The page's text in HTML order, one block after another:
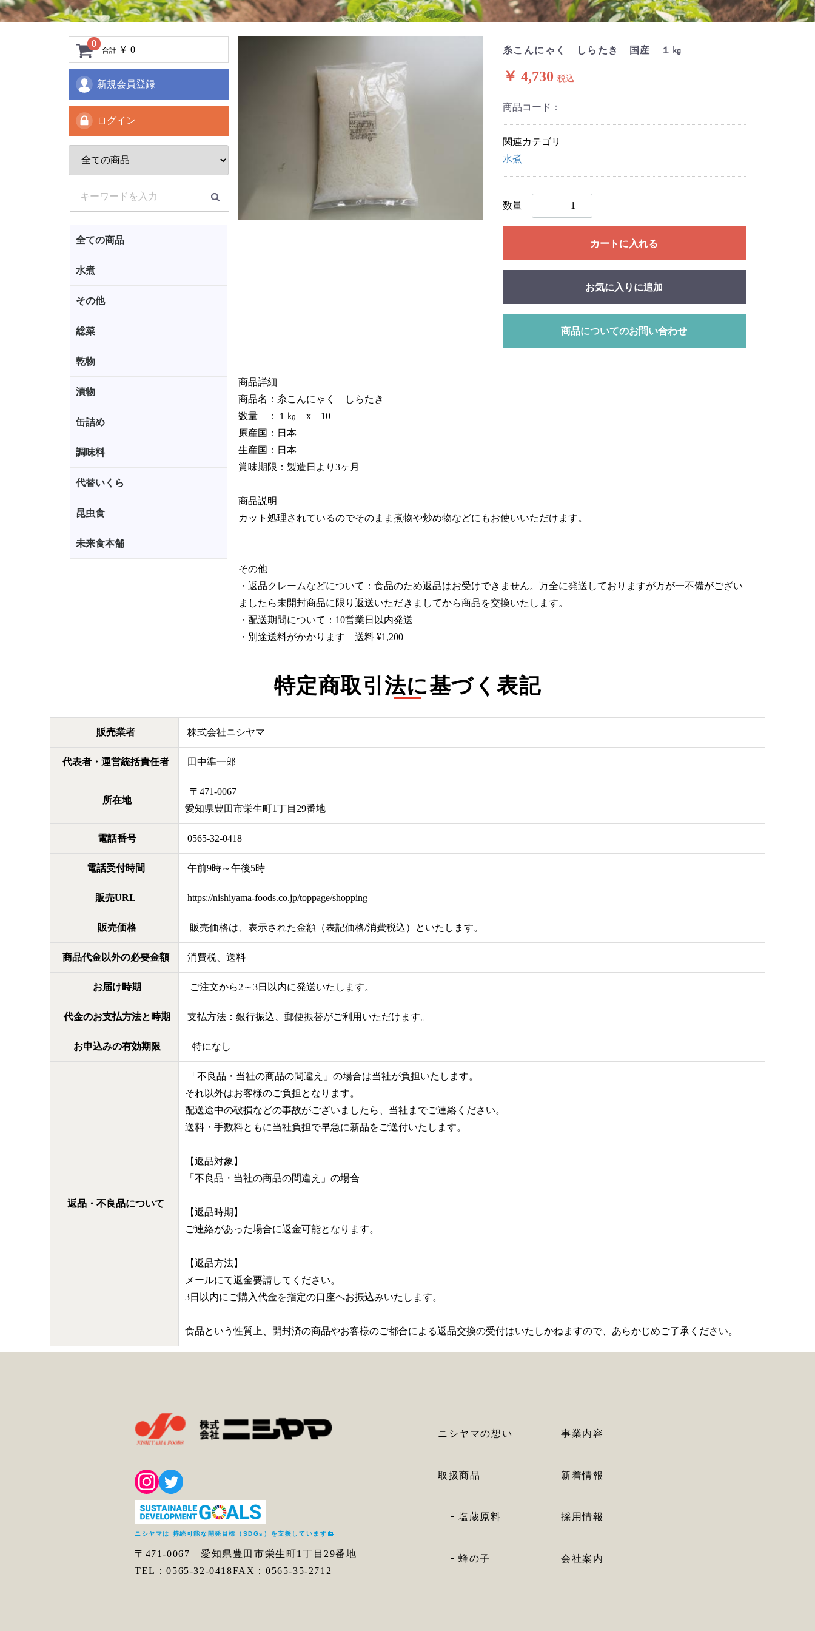
0
合計 ￥ 0
新規会員登録
ログイン
全ての商品
水煮
その他
総菜
乾物
漬物
缶詰め
調味料
代替いくら
昆虫食
未来食本舗
糸こんにゃく しらたき 国産 １㎏
￥ 4,730 税込
商品コード：
関連カテゴリ
水煮
数量
カートに入れる
お気に入りに追加
商品についてのお問い合わせ
商品詳細
商品名：糸こんにゃく しらたき
数量 ：１㎏ x 10
原産国：日本
生産国：日本
賞味期限：製造日より3ヶ月
商品説明
カット処理されているのでそのまま煮物や炒め物などにもお使いいただけます。
その他
・返品クレームなどについて：食品のため返品はお受けできません。万全に発送しておりますが万が一不備がござい
ましたら未開封商品に限り返送いただきましてから商品を交換いたします。
・配送期間について：10営業日以内発送
・別途送料がかかります 送料 ¥1,200
特定商取引法に基づく表記
販売業者 株式会社ニシヤマ
代表者・運営統括責任者 田中準一郎
所在地
〒471-0067
愛知県豊田市栄生町1丁目29番地
電話番号 0565-32-0418
電話受付時間 午前9時～午後5時
販売URL https://nishiyama-foods.co.jp/toppage/shopping
販売価格 販売価格は、表示された金額（表記価格/消費税込）といたします。
商品代金以外の必要金額 消費税、送料
お届け時期 ご注文から2～3日以内に発送いたします。
代金のお支払方法と時期 支払方法：銀行振込、郵便振替がご利用いただけます。
お申込みの有効期限 特になし
返品・不良品について
「不良品・当社の商品の間違え」の場合は当社が負担いたします。
それ以外はお客様のご負担となります。
配送途中の破損などの事故がございましたら、当社までご連絡ください。
送料・手数料ともに当社負担で早急に新品をご送付いたします。
【返品対象】
「不良品・当社の商品の間違え」の場合
【返品時期】
ご連絡があった場合に返金可能となります。
【返品方法】
メールにて返金要請してください。
3日以内にご購入代金を指定の口座へお振込みいたします。
食品という性質上、開封済の商品やお客様のご都合による返品交換の受付はいたしかねますので、あらかじめご了承ください。
ニシヤマは 持続可能な開発目標（SDGs）を支援しています
〒471-0067 愛知県豊田市栄生町1丁目29番地
TEL：0565-32-0418FAX：0565-35-2712
ニシヤマの想い
取扱商品
塩蔵原料
蜂の子
事業内容
新着情報
採用情報
会社案内